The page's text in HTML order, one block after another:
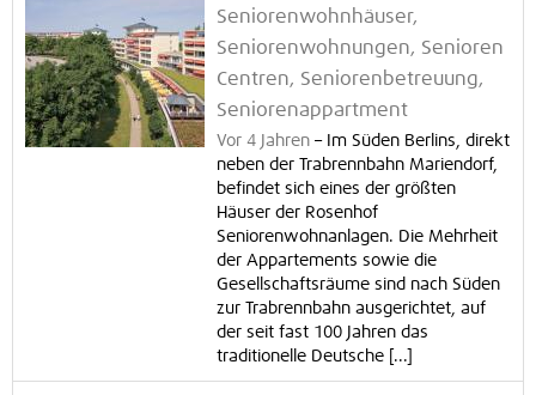
Seniorenwohnhäuser,
Seniorenwohnungen, Senioren
Centren, Seniorenbetreuung,
Seniorenappartment
Vor 4 Jahren – Im Süden Berlins, direkt
neben der Trabrennbahn Mariendorf,
befindet sich eines der größten
Häuser der Rosenhof
Seniorenwohnanlagen. Die Mehrheit
der Appartements sowie die
Gesellschaftsräume sind nach Süden
zur Trabrennbahn ausgerichtet, auf
der seit fast 100 Jahren das
traditionelle Deutsche [...]